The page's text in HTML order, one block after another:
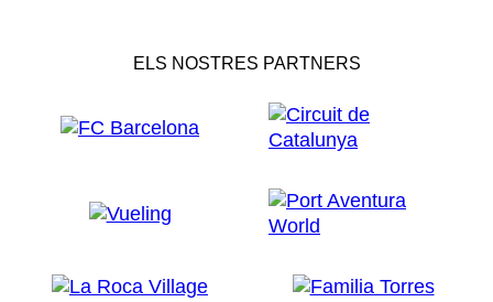
ELS NOSTRES PARTNERS